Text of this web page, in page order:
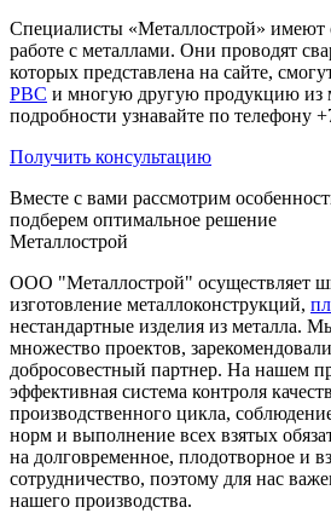
Специалисты «Металлострой»
работе с металлами. Они проводят
которых представлена на сайте,
РВС и многую другую продукцию из
подробности узнавайте по телефону
Получить консультацию
Вместе с вами рассмотрим
подберем оптимальное решение
Металлострой
ООО "Металлострой" осуществляет
изготовление металлоконструкций,
нестандартные изделия из металла.
множество проектов,
добросовестный партнер. На нашем
эффективная система контроля
производственного цикла,
норм и выполнение всех взятых
на долговременное, плодотворное и
сотрудничество, поэтому для нас
нашего производства.